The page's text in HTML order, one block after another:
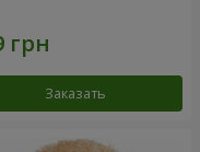
Заказать